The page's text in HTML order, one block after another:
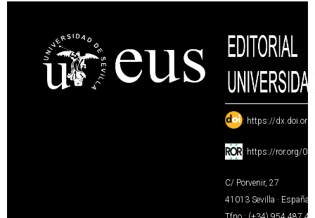
: https://
: https://ror.org/
C/ Porvenir, 27
41013 Sevilla · España